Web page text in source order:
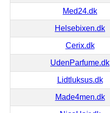
Med24.dk
Helsebixen.dk
Cerix.dk
UdenParfume.dk
Lidtluksus.dk
Made4men.dk